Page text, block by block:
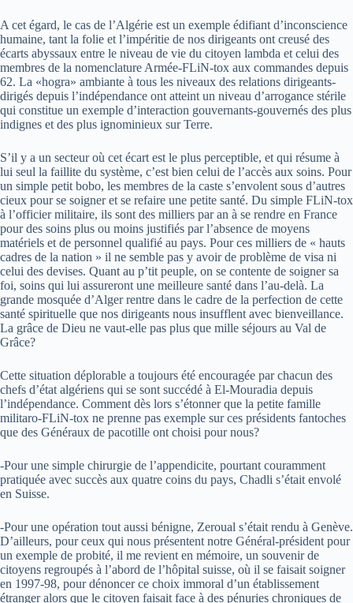
A cet égard, le cas de l’Algérie est un exemple édifiant d’inconscience
humaine, tant la folie et l’impéritie de nos dirigeants ont creusé des
écarts abyssaux entre le niveau de vie du citoyen lambda et celui des
membres de la nomenclature Armée-FLiN-tox aux commandes depuis
62. La «hogra» ambiante à tous les niveaux des relations dirigeants-
dirigés depuis l’indépendance ont atteint un niveau d’arrogance stérile
qui constitue un exemple d’interaction gouvernants-gouvernés des plus
indignes et des plus ignominieux sur Terre.
S’il y a un secteur où cet écart est le plus perceptible, et qui résume à
lui seul la faillite du système, c’est bien celui de l’accès aux soins. Pour
un simple petit bobo, les membres de la caste s’envolent sous d’autres
cieux pour se soigner et se refaire une petite santé. Du simple FLiN-tox
à l’officier militaire, ils sont des milliers par an à se rendre en France
pour des soins plus ou moins justifiés par l’absence de moyens
matériels et de personnel qualifié au pays. Pour ces milliers de « hauts
cadres de la nation » il ne semble pas y avoir de problème de visa ni
celui des devises. Quant au p’tit peuple, on se contente de soigner sa
foi, soins qui lui assureront une meilleure santé dans l’au-delà. La
grande mosquée d’Alger rentre dans le cadre de la perfection de cette
santé spirituelle que nos dirigeants nous insufflent avec bienveillance.
La grâce de Dieu ne vaut-elle pas plus que mille séjours au Val de
Grâce?
Cette situation déplorable a toujours été encouragée par chacun des
chefs d’état algériens qui se sont succédé à El-Mouradia depuis
l’indépendance. Comment dès lors s’étonner que la petite famille
militaro-FLiN-tox ne prenne pas exemple sur ces présidents fantoches
que des Généraux de pacotille ont choisi pour nous?
-Pour une simple chirurgie de l’appendicite, pourtant couramment
pratiquée avec succès aux quatre coins du pays, Chadli s’était envolé
en Suisse.
-Pour une opération tout aussi bénigne, Zeroual s’était rendu à Genève.
D’ailleurs, pour ceux qui nous présentent notre Général-président pour
un exemple de probité, il me revient en mémoire, un souvenir de
citoyens regroupés à l’abord de l’hôpital suisse, où il se faisait soigner
en 1997-98, pour dénoncer ce choix immoral d’un établissement
étranger alors que le citoyen faisait face à des pénuries chroniques de